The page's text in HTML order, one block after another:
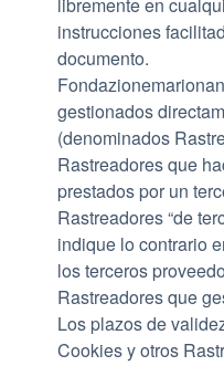
instrucciones
documento.
gestionados
(denominados
Rastreadores que
prestados por un
Rastreadores “de
indique lo contrario
los terceros
Rastreadores que
Los plazos de
Cookies y otros